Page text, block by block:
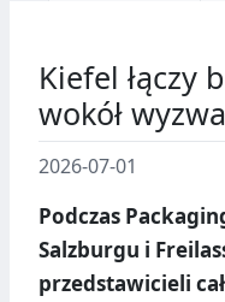
Kiefel łączy
wokół
2026-07-01
Podczas
Salzburgu i
przedstawicieli